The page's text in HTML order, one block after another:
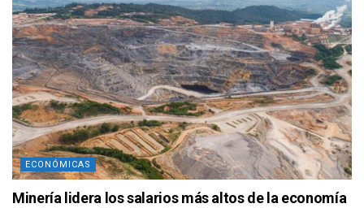
ECONÓMICAS
Minería lidera los salarios más altos de la economía